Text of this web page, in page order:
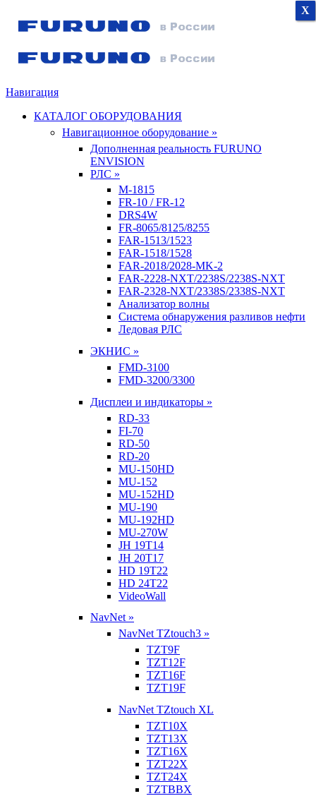
Навигация
КАТАЛОГ ОБОРУДОВАНИЯ
Навигационное оборудование »
Дополненная реальность FURUNO
ENVISION
РЛС »
M-1815
FR-10 / FR-12
DRS4W
FR-8065/8125/8255
FAR-1513/1523
FAR-1518/1528
FAR-2018/2028-MK-2
FAR-2228-NXT/2238S/2238S-NXT
FAR-2328-NXT/2338S/2338S-NXT
Анализатор волны
Система обнаружения разливов нефти
Ледовая РЛС
ЭКНИС »
FMD-3100
FMD-3200/3300
Дисплеи и индикаторы »
RD-33
FI-70
RD-50
RD-20
MU-150HD
MU-152
MU-152HD
MU-190
MU-192HD
MU-270W
JH 19T14
JH 20T17
HD 19T22
HD 24T22
VideoWall
NavNet »
NavNet TZtouch3 »
TZT9F
TZT12F
TZT16F
TZT19F
NavNet TZtouch XL
TZT10X
TZT13X
TZT16X
TZT22X
TZT24X
TZTBBX
X
X
X